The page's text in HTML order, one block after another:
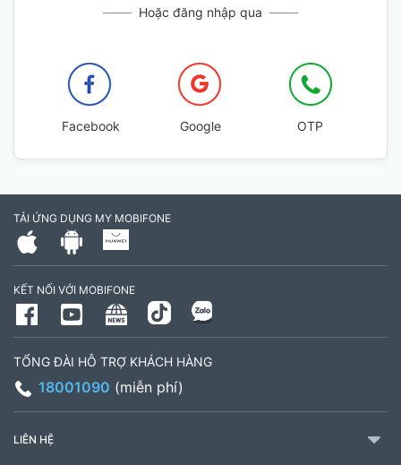
Hoặc đăng nhập qua
Facebook Google OTP
TẢI ỨNG DỤNG MY MOBIFONE
KẾT NỐI VỚI MOBIFONE
TỔNG ĐÀI HỖ TRỢ KHÁCH HÀNG
18001090 (miễn phí)
LIÊN HỆ